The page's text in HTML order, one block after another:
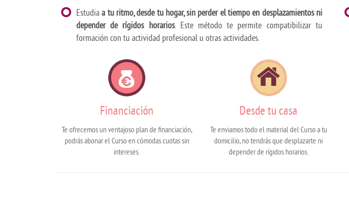
Estudiaa tu ritmo, desde tu hogar, sin perder el tiempo en desplazamientos ni
depender de rígidos horarios. Este método te permite compatibilizar tu
formación con tu actividad profesional u otras actividades.
Financiación
Te ofrecemos un ventajoso plan de financiación,
podrás abonar el Curso en cómodas cuotas sin
intereses.
Desde tu casa
Te enviamos todo el material del Curso a tu
domicilio, no tendrás que desplazarte ni
depender de rígidos horarios.